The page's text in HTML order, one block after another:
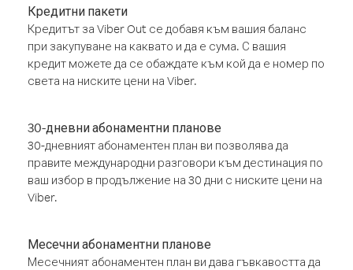
Кредитни пакети
Кредитът за Viber Out се добавя към вашия баланс
при закупуване на каквато и да е сума. С вашия
кредит можете да се обаждате към кой да е номер по
света на ниските цени на Viber.
30-дневни абонаментни планове
30-дневният абонаментен план ви позволява да
правите международни разговори към дестинация по
ваш избор в продължение на 30 дни с ниските цени на
Viber.
Месечни абонаментни планове
Месечният абонаментен план ви дава гъвкавостта да